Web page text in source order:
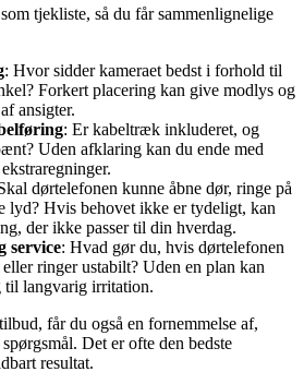
tjekliste, så du får sammenlignelige
: Hvor sidder kameraet bedst i forhold til
Forkert placering kan give modlys og
ansigter.
: Er kabeltræk inkluderet, og
Uden afklaring kan du ende med
dørtelefonen kunne åbne dør, ringe på
lyd? Hvis behovet ikke er tydeligt, kan
der ikke passer til din hverdag.
service: Hvad gør du, hvis dørtelefonen
ringer ustabilt? Uden en plan kan
til langvarig irritation.
får du også en fornemmelse af,
Det er ofte den bedste
resultat.